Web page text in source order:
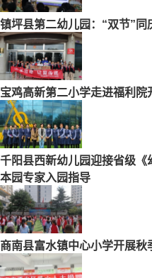
镇坪县第二幼儿园：“双节”同
宝鸡高新第二小学走进福利院
千阳县西新幼儿园迎接省级
本园专家入园指导
商南县富水镇中心小学开展